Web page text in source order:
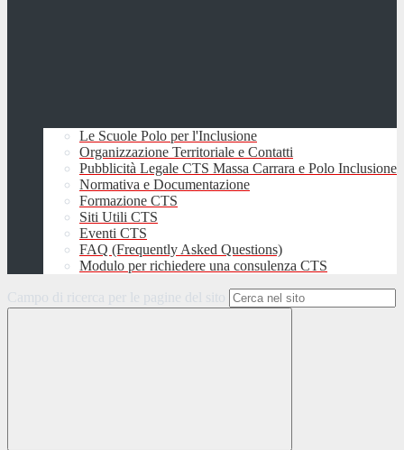
Le Scuole Polo per l'Inclusione
Organizzazione Territoriale e Contatti
Pubblicità Legale CTS Massa Carrara e Polo Inclusione
Normativa e Documentazione
Formazione CTS
Siti Utili CTS
Eventi CTS
FAQ (Frequently Asked Questions)
Modulo per richiedere una consulenza CTS
Campo di ricerca per le pagine del sito